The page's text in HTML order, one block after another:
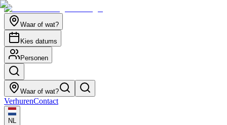
Waar of wat?
Kies datums
Personen
Waar of wat?
VerhurenContact
NL